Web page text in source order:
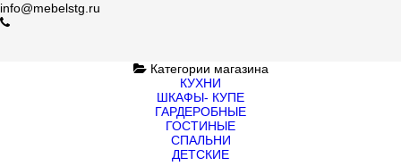
info@mebelstg.ru
Категории магазина
КУХНИ
ШКАФЫ- КУПЕ
ГАРДЕРОБНЫЕ
ГОСТИНЫЕ
СПАЛЬНИ
ДЕТСКИЕ